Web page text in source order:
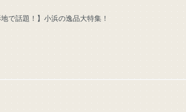
で話題！】小浜の逸品大特集！